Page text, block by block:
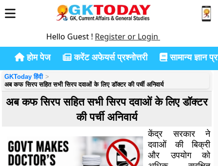
Hello Guest ! Register or Login
होम पेज करेंट अफेयर्स प्रश्नोत्तरी सामान्य ज्ञान
GKToday हिंदी
अब कफ सिरप सहित सभी सिरप दवाओं के लिए डॉक्टर की पर्ची अनिवार्य
अब कफ सिरप सहित सभी सिरप दवाओं के लिए डॉक्टर
की पर्ची अनिवार्य
केंद्र सरकार ने
दवाओं की बिक्री
और उपयोग को